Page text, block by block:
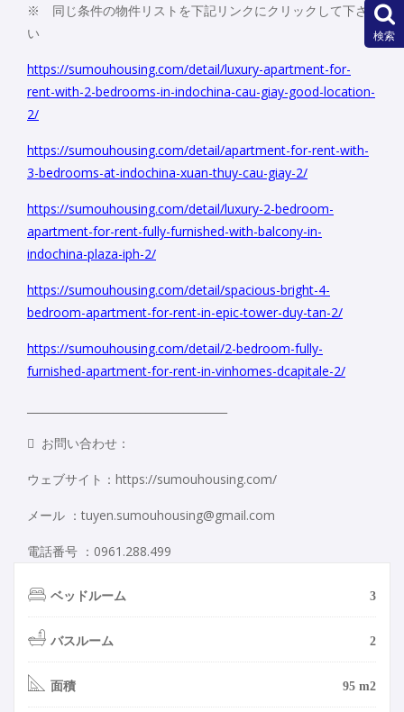
※ 同じ条件の物件リストを下記リンクにクリックして下さ
い
https://sumouhousing.com/detail/luxury-apartment-for-
rent-with-2-bedrooms-in-indochina-cau-giay-good-location-
2/
https://sumouhousing.com/detail/apartment-for-rent-with-
3-bedrooms-at-indochina-xuan-thuy-cau-giay-2/
https://sumouhousing.com/detail/luxury-2-bedroom-
apartment-for-rent-fully-furnished-with-balcony-in-
indochina-plaza-iph-2/
https://sumouhousing.com/detail/spacious-bright-4-
bedroom-apartment-for-rent-in-epic-tower-duy-tan-2/
https://sumouhousing.com/detail/2-bedroom-fully-
furnished-apartment-for-rent-in-vinhomes-dcapitale-2/
 お問い合わせ：
ウェブサイト：https://sumouhousing.com/
メール ：tuyen.sumouhousing@gmail.com
電話番号 ：0961.288.499
ベッドルーム 3
バスルーム 2
面積 95 m2
検索